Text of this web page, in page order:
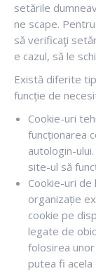
setările
ne scape.
să verificaţi
e cazul, să le
Există diferite
funcție de
Cookie-uri
funcționarea
autologin-
site-ul să
Cookie-uri
organizație
cookie pe
legate de
folosirea
putea fi acela